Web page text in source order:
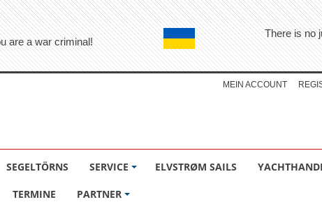
are a war criminal!
There is no
MEIN ACCOUNT
SEGELTÖRNS SERVICE ELVSTRØM SAILS
TERMINE PARTNER